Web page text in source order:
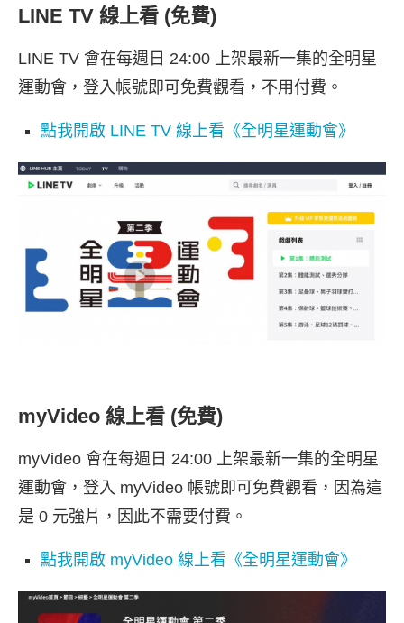
LINE TV 線上看 (免費)
LINE TV 會在每週日 24:00 上架最新一集的全明星
運動會，登入帳號即可免費觀看，不用付費。
點我開啟 LINE TV 線上看《全明星運動會》
myVideo 線上看 (免費)
myVideo 會在每週日 24:00 上架最新一集的全明星
運動會，登入 myVideo 帳號即可免費觀看，因為這
是 0 元強片，因此不需要付費。
點我開啟 myVideo 線上看《全明星運動會》